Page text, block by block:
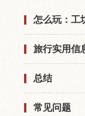
怎么玩：工
旅行实用信
总结
常见问题